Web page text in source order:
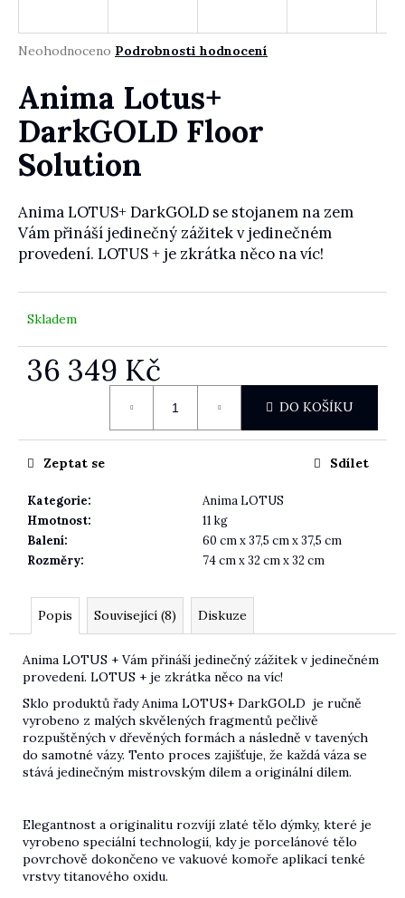
Průměrné hodnocení produktu je 0,0 z 5 hvězdiček.
Neohodnoceno Podrobnosti hodnocení
Anima Lotus+
DarkGOLD Floor
Solution
Anima LOTUS+ DarkGOLD se stojanem na zem
Vám přináší jedinečný zážitek v jedinečném
provedení. LOTUS + je zkrátka něco na víc!
Skladem
36 349 Kč
DO KOŠÍKU
Kategorie:
Anima LOTUS
Hmotnost:
11 kg
Balení:
60 cm x 37,5 cm x 37,5 cm
Rozměry: 74 cm x 32 cm x 32 cm
Zeptat se Sdílet
Popis Související (8) Diskuze
Anima LOTUS + Vám přináší jedinečný zážitek v jedinečném
provedení. LOTUS + je zkrátka něco na víc!
Sklo produktů řady Anima LOTUS+ DarkGOLD je ručně
vyrobeno z malých skvělených fragmentů pečlivě
rozpuštěných v dřevěných formách a následně v tavených
do samotné vázy. Tento proces zajišťuje, že každá váza se
stává jedinečným mistrovským dílem a originální dílem.
Elegantnost a originalitu rozvíjí zlaté tělo dýmky, které je
vyrobeno speciální technologií, kdy je porcelánové tělo
povrchově dokončeno ve vakuové komoře aplikací tenké
vrstvy titanového oxidu.
D
o
o
r
u
u
m
e